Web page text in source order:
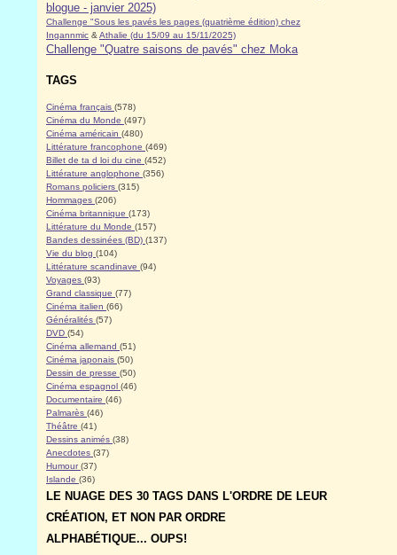
blogue - janvier 2025)
Challenge "Sous les pavés les pages (quatrième édition) chez
Ingannmic & Athalie (du 15/09 au 15/11/2025)
Challenge "Quatre saisons de pavés" chez Moka
TAGS
Cinéma français (578)
Cinéma du Monde (497)
Cinéma américain (480)
Littérature francophone (469)
Billet de ta d loi du cine (452)
Littérature anglophone (356)
Romans policiers (315)
Hommages (206)
Cinéma britannique (173)
Littérature du Monde (157)
Bandes dessinées (BD) (137)
Vie du blog (104)
Littérature scandinave (94)
Voyages (93)
Grand classique (77)
Cinéma italien (66)
Généralités (57)
DVD (54)
Cinéma allemand (51)
Cinéma japonais (50)
Dessin de presse (50)
Cinéma espagnol (46)
Documentaire (46)
Palmarès (46)
Théâtre (41)
Dessins animés (38)
Anecdotes (37)
Humour(37)
Islande (36)
LE NUAGE DES 30 TAGS DANS L'ORDRE DE LEUR
CRÉATION, ET NON PAR ORDRE
ALPHABÉTIQUE... OUPS!